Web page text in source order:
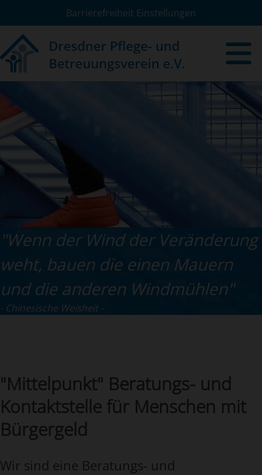
Barrierefreiheit Einstellungen
"Wenn der Wind der Veränderung
weht, bauen die einen Mauern
und die anderen Windmühlen"
Chinesische Weisheit
"Mittelpunkt" Beratungs- und
Kontaktstelle für Menschen mit
Bürgergeld
Wir sind eine Beratungs- und